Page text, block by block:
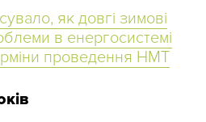
як довгі зимові
в енергосистемі
проведення НМТ